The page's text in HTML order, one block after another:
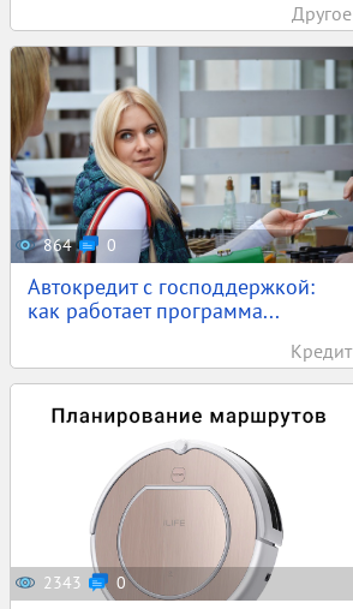
Другое
864 0
Автокредит с господдержкой:
как работает программа...
Кредит
2343 0